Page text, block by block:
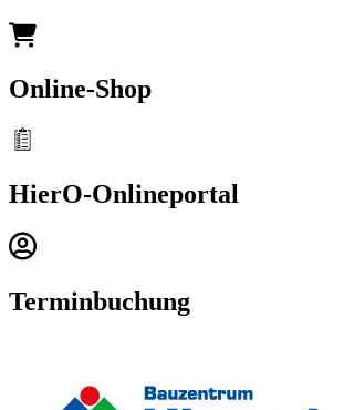
Online-Shop
HierO-Onlineportal
Terminbuchung